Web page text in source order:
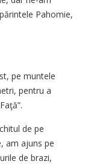
Pahomie,
pe muntele
pentru a
de pe
am ajuns pe
de brazi,